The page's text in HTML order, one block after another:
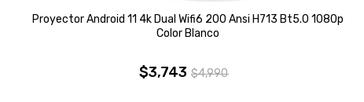
Proyector Android 11 4k Dual Wifi6 200 Ansi H713 Bt5.0 1080p
Color Blanco
$4,990
El
$3,743
El